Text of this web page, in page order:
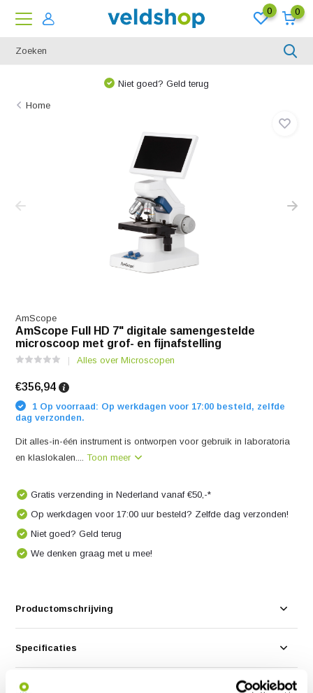
0 0
Niet goed? Geld terug
Home
AmScope
AmScope Full HD 7" digitale samengestelde
microscoop met grof- en fijnafstelling
Alles over Microscopen
€356,94
1 Op voorraad: Op werkdagen voor 17:00 besteld, zelfde
dag verzonden.
Dit alles-in-één instrument is ontworpen voor gebruik in laboratoria
en klaslokalen....Toon meer
Gratis verzending in Nederland vanaf €50,-*
Op werkdagen voor 17:00 uur besteld? Zelfde dag verzonden!
Niet goed? Geld terug
We denken graag met u mee!
Productomschrijving
Specificaties
Reviews